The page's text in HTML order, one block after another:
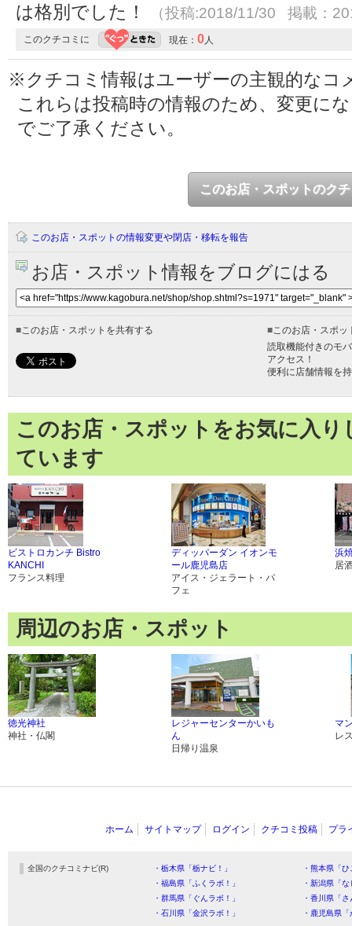
は格別でした！ （投稿:2018/11/30 掲載：
このクチコミに 現在： 0人
※クチコミ情報はユーザーの主観的なコ
これらは投稿時の情報のため、変更に
でご了承ください。
このお店・スポットのク
このお店・スポットの情報変更や閉店・移転を報告
お店・スポット情報をブログにはる
■このお店・スポットを共有する ■このお店・スポッ
読取機能付きのモ
アクセス！
便利に店舗情報を
このお店・スポットをお気に入
ています
ビストロカンチ Bistro
KANCHI
フランス料理
ディッパーダン イオンモ
ール鹿児島店
アイス・ジェラート・パ
フェ
浜
居
周辺のお店・スポット
徳光神社
神社・仏閣
レジャーセンターかいも
ん
日帰り温泉
マ
レ
ホーム サイトマップ ログイン クチコミ投稿 プラ
全国のクチコミナビ(R) ・栃木県「栃ナビ！」
・熊本県「
・福島県「ふくラボ！」
・新潟県「
・群馬県「ぐんラボ！」
・香川県「
・石川県「金沢ラボ！」
・鹿児島県